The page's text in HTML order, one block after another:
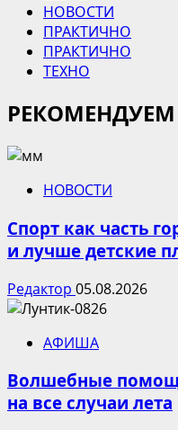
НОВОСТИ
ПРАКТИЧНО
ПРАКТИЧНО
ТЕХНО
РЕКОМЕНДУЕМ
НОВОСТИ
Спорт как часть
и лучше детские
Редактор 05.08.2026
АФИША
Волшебные
на все случаи лета